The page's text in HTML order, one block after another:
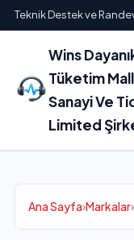
Teknik Destek ve
Wins
Tüketim
Sanayi Ve
Limited
Ana Sayfa›Markalar›